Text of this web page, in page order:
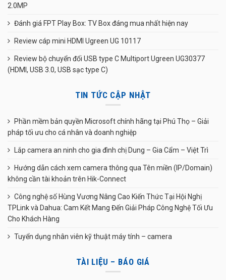
2.0MP
Đánh giá FPT Play Box: TV Box đáng mua nhất hiện nay
Review cáp mini HDMI Ugreen UG 10117
Review bộ chuyển đổi USB type C Multiport Ugreen UG30377
(HDMI, USB 3.0, USB sạc type C)
TIN TỨC CẬP NHẬT
Phần mềm bản quyền Microsoft chính hãng tại Phú Thọ – Giải
pháp tối ưu cho cá nhân và doanh nghiệp
Lắp camera an ninh cho gia đình chị Dung – Gia Cẩm – Việt Trì
Hướng dẫn cách xem camera thông qua Tên miền (IP/Domain)
không cần tài khoản trên Hik-Connect
Công nghệ số Hùng Vương Nâng Cao Kiến Thức Tại Hội Nghị
TPLink và Dahua: Cam Kết Mang Đến Giải Pháp Công Nghệ Tối Ưu
Cho Khách Hàng
Tuyển dụng nhân viên kỹ thuật máy tính – camera
TÀI LIỆU – BÁO GIÁ